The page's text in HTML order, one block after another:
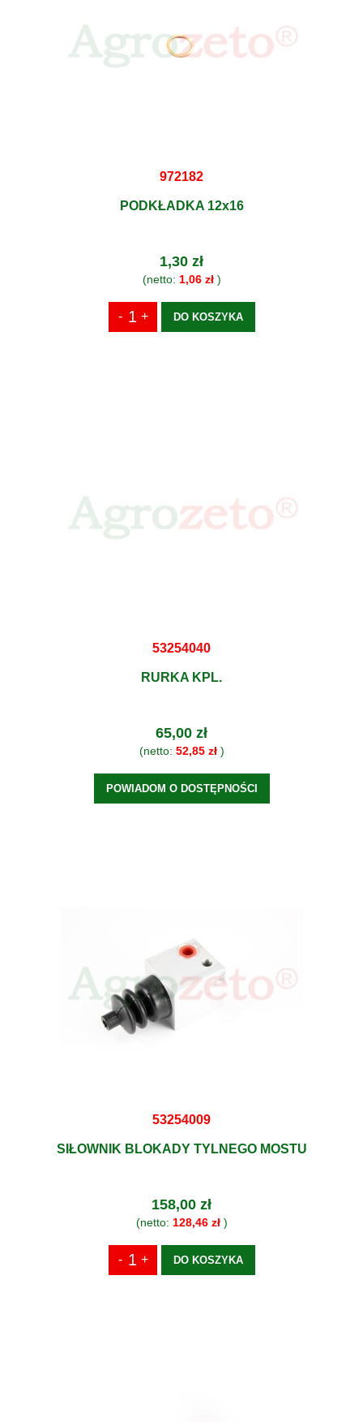
972182
PODKŁADKA 12x16
1,30 zł
(netto: 1,06 zł)
DO KOSZYKA
53254040
RURKA KPL.
65,00 zł
(netto: 52,85 zł)
POWIADOM O DOSTĘPNOŚCI
53254009
SIŁOWNIK BLOKADY TYLNEGO MOSTU
158,00 zł
(netto: 128,46 zł)
DO KOSZYKA